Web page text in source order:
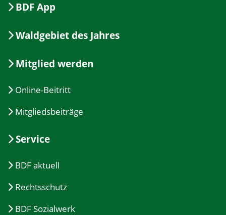
BDF App
Waldgebiet des Jahres
Mitglied werden
Online-Beitritt
Mitgliedsbeiträge
Service
BDF aktuell
Rechtsschutz
BDF Sozialwerk